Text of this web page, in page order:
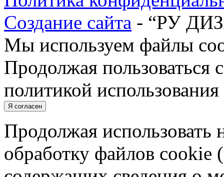
Создание сайта - “РУ
Мы используем файлы
Продолжая пользоваться
политикой
Я согласен
Продолжая использовать
обработку файлов cookie